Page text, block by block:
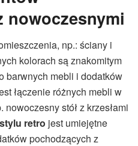
nowoczesnymi
np.: ściany i
kolorach są znakomitym
barwnych mebli i dodatków
łączenie różnych mebli w
stół z krzesłami
stylu retro jest umiejętne
pochodzących z